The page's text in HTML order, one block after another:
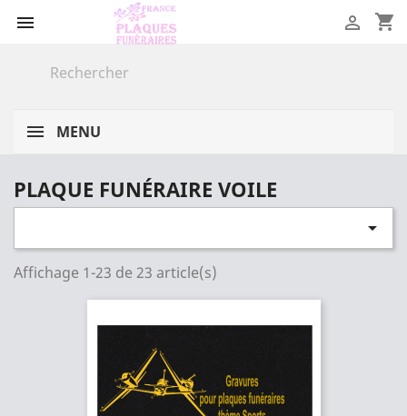
 shopping_cart

MENU
PLAQUE FUNÉRAIRE VOILE

Affichage 1-23 de 23 article(s)